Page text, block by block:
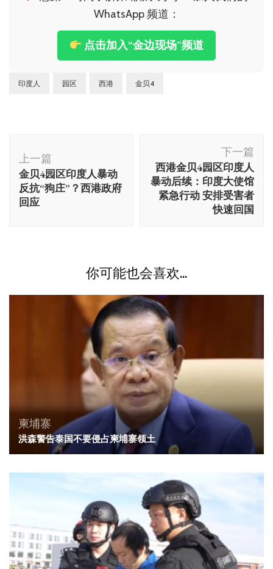
WhatsApp 频道：
点击加入“金边现场”频道
印度人 园区 西港 金贝4
文
导
航
上一篇
金贝4园区印度人暴动
反抗“狗庄”？西港政府
回应
下一篇
西港金贝4园区印度人
暴动后续：印度大使馆
紧急行动 安排受害者
快速回国
你可能也会喜欢...
柬埔寨
洪森警告泰国不要侵占柬埔寨领土